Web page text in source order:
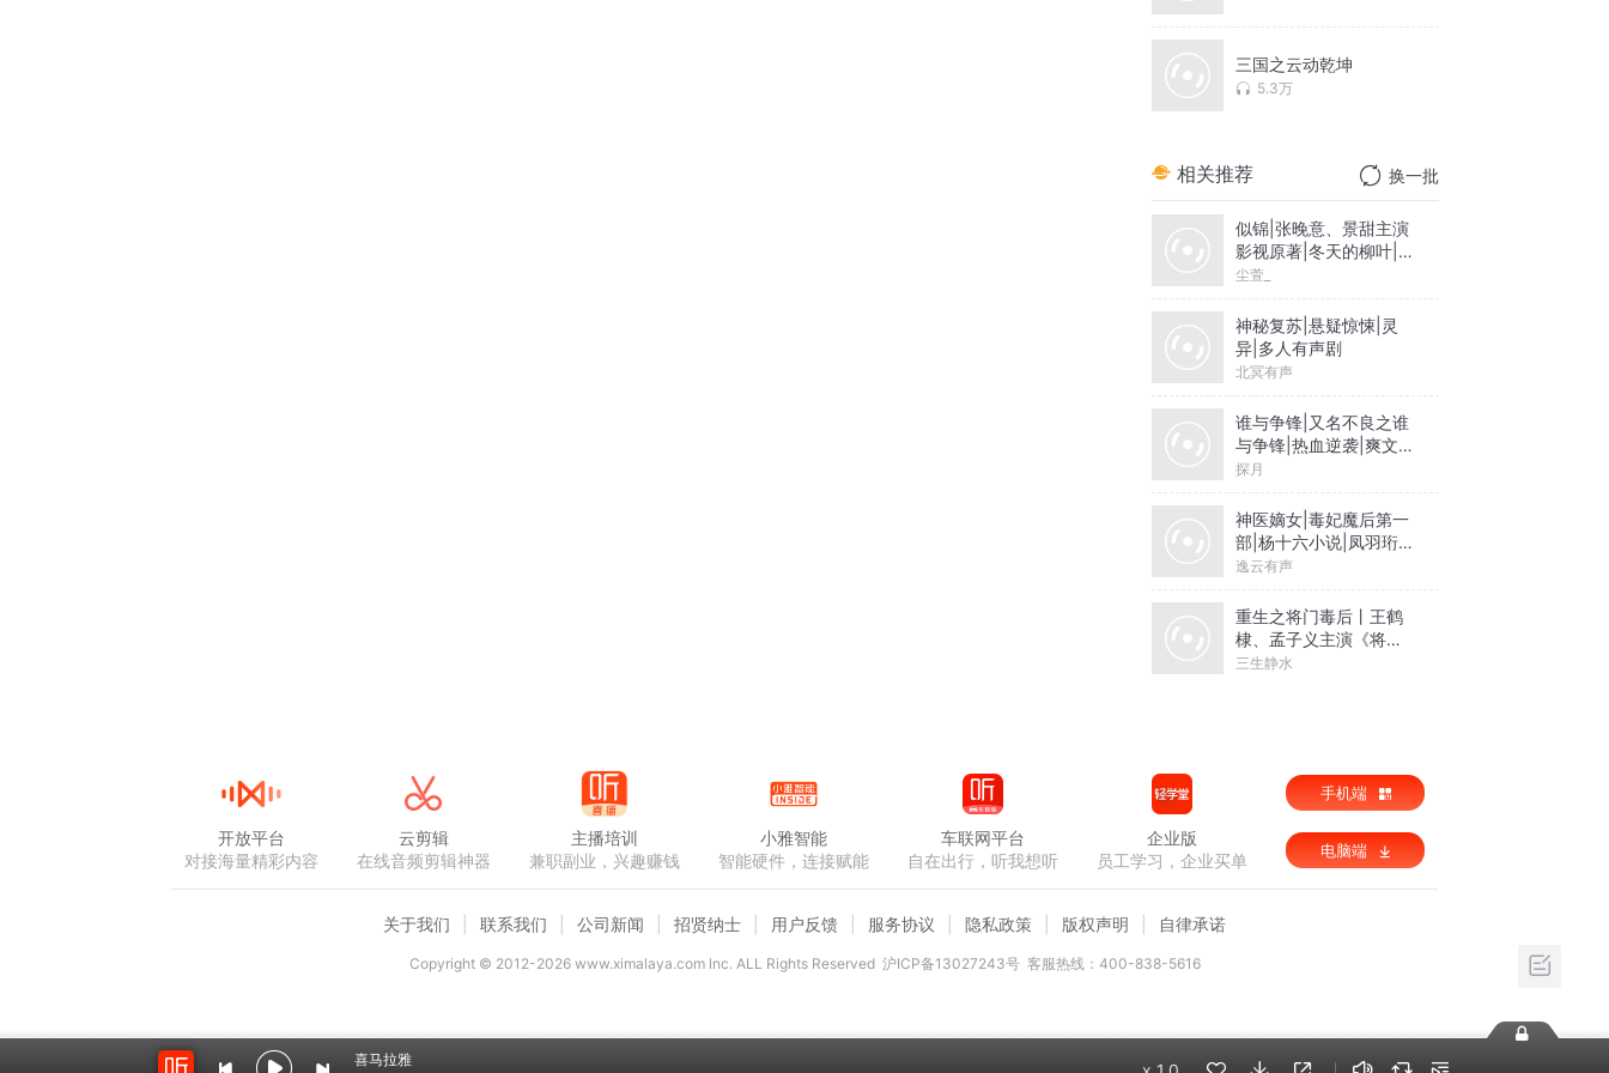
三国之云动乾坤
5.3万
相关推荐 换一批
似锦|张晚意、景甜主演
影视原著|冬天的柳叶|尘
萱&雪月之下领衔|多人
尘萱_
神秘复苏|悬疑惊悚|灵
异|多人有声剧
北冥有声
谁与争锋|又名不良之谁
与争锋|热血逆袭|爽文爆
笑|会员免费
探月
神医嫡女|毒妃魔后第一
部|杨十六小说|凤羽珩玄
天冥
逸云有声
重生之将门毒后丨王鹤
棣、孟子义主演《将门
独后》原著丨千山茶客
三生静水
喜马拉雅
开放平台
对接海量精彩内容
云剪辑
在线音频剪辑神器
主播培训
兼职副业，兴趣赚钱
小雅智能
智能硬件，连接赋能
车联网平台
自在出行，听我想听
企业版
员工学习，企业买单
手机端
电脑端
关于我们 联系我们 公司新闻 招贤纳士 用户反馈 服务协议 隐私政策 版权声明 自律承诺
Copyright © 2012-2026www.ximalaya.com lnc. ALL Rights Reserved 沪ICP备13027243号 客服热线：400-838-5616